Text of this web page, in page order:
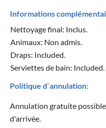
Informations
Nettoyage final: Inclus.
Animaux: Non admis.
Draps: Included.
Serviettes de bain: Included.
Politique d`annulation:
Annulation gratuite
d'arrivée.